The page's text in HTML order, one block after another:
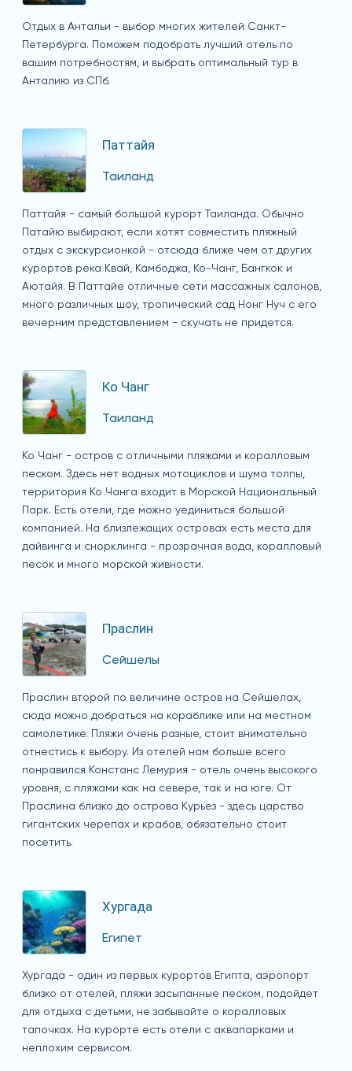
Отдых в Антальи - выбор многих жителей Санкт-
Петербурга. Поможем подобрать лучший отель по
вашим потребностям, и выбрать оптимальный тур в
Анталию из СПб.
Паттайя
Таиланд
Паттайя - самый большой курорт Таиланда. Обычно
Патайю выбирают, если хотят совместить пляжный
отдых с экскурсионкой - отсюда ближе чем от других
курортов река Квай, Камбоджа, Ко-Чанг, Бангкок и
Аютайя. В Паттайе отличные сети массажных салонов,
много различных шоу, тропический сад Нонг Нуч с его
вечерним представлением - скучать не придется.
Ко Чанг
Таиланд
Ко Чанг - остров с отличными пляжами и коралловым
песком. Здесь нет водных мотоциклов и шума толпы,
территория Ко Чанга входит в Морской Национальный
Парк. Есть отели, где можно уединиться большой
компанией. На близлежащих островах есть места для
дайвинга и снорклинга - прозрачная вода, коралловый
песок и много морской живности.
Праслин
Сейшелы
Праслин второй по величине остров на Сейшелах,
сюда можно добраться на кораблике или на местном
самолетике. Пляжи очень разные, стоит внимательно
отнестись к выбору. Из отелей нам больше всего
понравился Констанс Лемурия - отель очень высокого
уровня, с пляжами как на севере, так и на юге. От
Праслина близко до острова Курьез - здесь царство
гигантских черепах и крабов, обязательно стоит
посетить.
Хургада
Египет
Хургада - один из первых курортов Египта, аэропорт
близко от отелей, пляжи засыпанные песком, подойдет
для отдыха с детьми, не забывайте о коралловых
тапочках. На курорте есть отели с аквапарками и
неплохим сервисом.